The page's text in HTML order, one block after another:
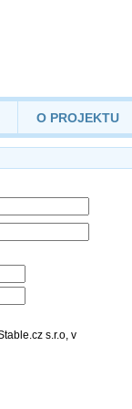
O PROJEKTU